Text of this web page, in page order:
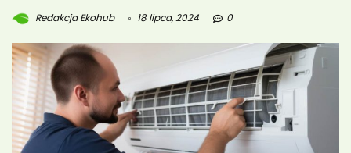
Redakcja Ekohub 18 lipca, 2024 0